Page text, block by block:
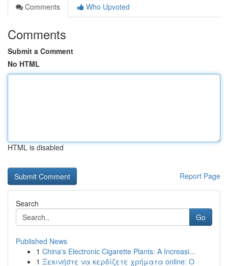
Comments
Who Upvoted
Comments
Submit a Comment
No HTML
HTML is disabled
Report Page
Search
Go
Published News
1 China's Electronic Cigarette Plants: A Increasi...
1 Ξεκινήστε να κερδίζετε χρήματα online: Ο